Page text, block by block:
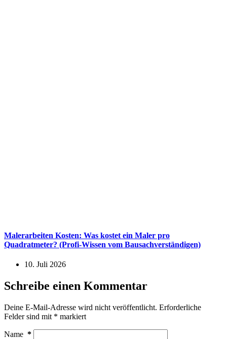
Malerarbeiten Kosten: Was kostet ein Maler pro
Quadratmeter? (Profi-Wissen vom Bausachverständigen)
10. Juli 2026
Schreibe einen Kommentar
Deine E-Mail-Adresse wird nicht veröffentlicht. Erforderliche
Felder sind mit * markiert
Name *